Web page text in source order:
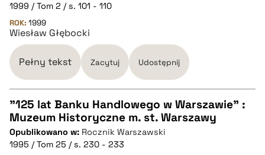
pobierz cytat
BIBTEX
pobierz cytat
1999 / Tom 2 / s. 101 - 110
ROK: 1999
Wiesław Głębocki
Pełny tekst Zacytuj Udostępnij
CZYSTY TEKST
"125 lat Banku Handlowego w Warszawie" :
Muzeum Historyczne m. st. Warszawy
Opublikowano w: Rocznik Warszawski
1995 / Tom 25 / s. 230 - 233